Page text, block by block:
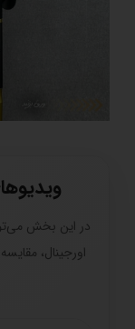
در این بخش
اورجینال،